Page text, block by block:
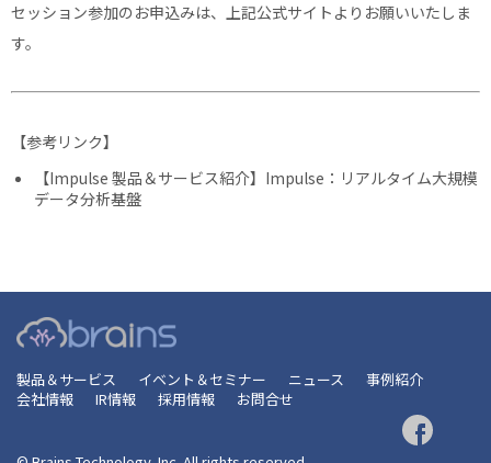
セッション参加のお申込みは、上記公式サイトよりお願いいたしま
す。
【参考リンク】
【Impulse 製品＆サービス紹介】Impulse：リアルタイム大規模
データ分析基盤
製品＆サービス イベント＆セミナー ニュース
事例紹介
会社情報
IR情報 採用情報 お問合せ